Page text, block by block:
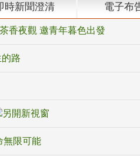
時新聞澄清 電子布
香夜觀 邀青年暮色出發
路
無限可能